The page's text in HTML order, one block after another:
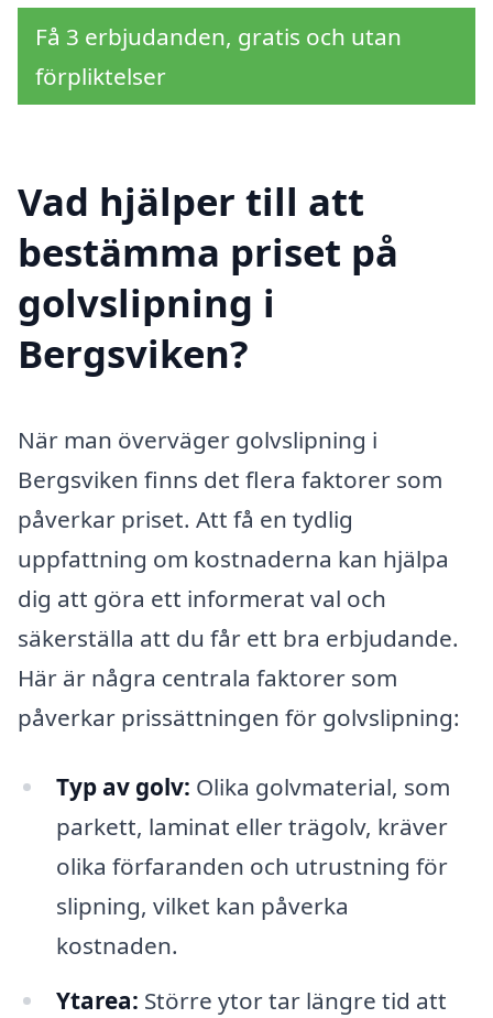
Få 3 erbjudanden, gratis och utan
förpliktelser
Vad hjälper till att
bestämma priset på
golvslipning i
Bergsviken?
När man överväger golvslipning i
Bergsviken finns det flera faktorer som
påverkar priset. Att få en tydlig
uppfattning om kostnaderna kan hjälpa
dig att göra ett informerat val och
säkerställa att du får ett bra erbjudande.
Här är några centrala faktorer som
påverkar prissättningen för golvslipning:
Typ av golv: Olika golvmaterial, som
parkett, laminat eller trägolv, kräver
olika förfaranden och utrustning för
slipning, vilket kan påverka
kostnaden.
Ytarea: Större ytor tar längre tid att